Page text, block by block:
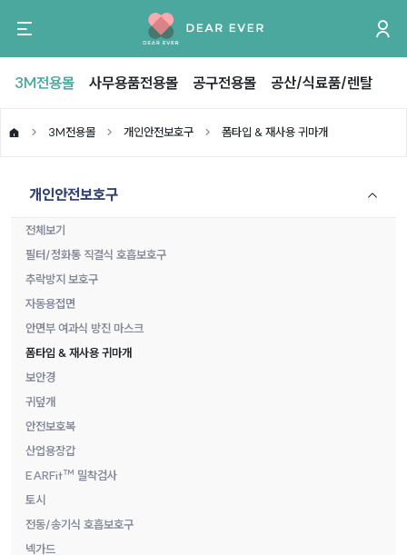
3M전용몰 사무용품전용몰 공구전용몰 공산/식료품/렌탈
3M전용몰 개인안전보호구 폼타입 & 재사용 귀마개
개인안전보호구
전체보기
필터/정화통 직결식 호흡보호구
추락방지 보호구
자동용접면
안면부 여과식 방진 마스크
폼타입 & 재사용 귀마개
보안경
귀덮개
안전보호복
산업용장갑
EARFit™ 밀착검사
토시
전동/송기식 호흡보호구
넥가드